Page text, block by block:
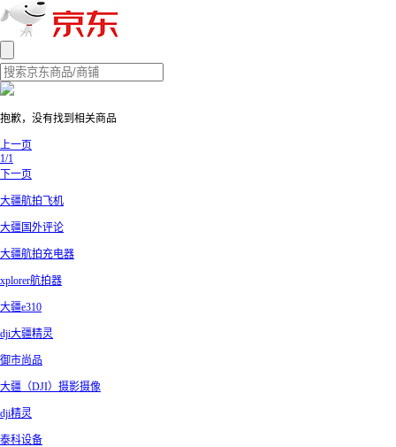
抱歉，没有找到相关商品
上一页
1/1
下一页
大疆航拍飞机
大疆国外评论
大疆航拍充电器
xplorer航拍器
大疆e310
dji大疆精灵
御市尚品
大疆（DJI）摄影摄像
dji精灵
泰科设备